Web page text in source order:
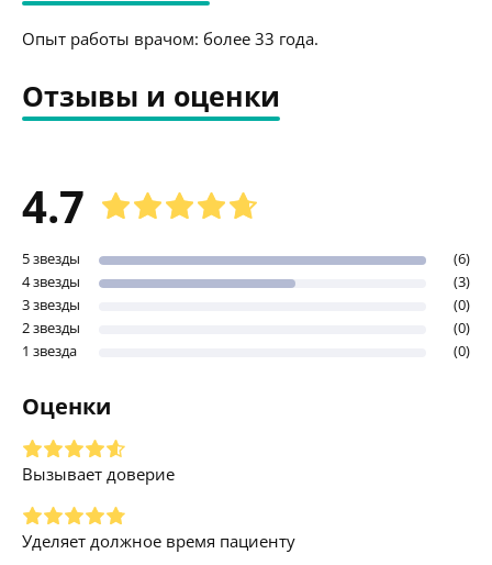
Опыт работы врачом: более 33 года.
Отзывы и оценки
4.7
5 звезды
(6)
4 звезды
(3)
3 звезды
(0)
2 звезды
(0)
1 звезда
(0)
Оценки
Вызывает доверие
Уделяет должное время пациенту